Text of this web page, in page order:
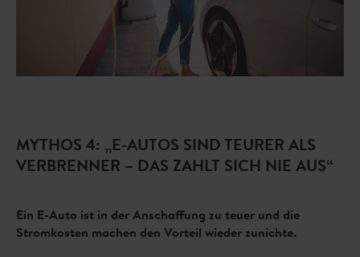
MYTHOS 4: „E-AUTOS SIND TEURER ALS
VERBRENNER – DAS ZAHLT SICH NIE AUS“
Ein E-Auto ist in der Anschaffung zu teuer und die
Stromkosten machen den Vorteil wieder zunichte.